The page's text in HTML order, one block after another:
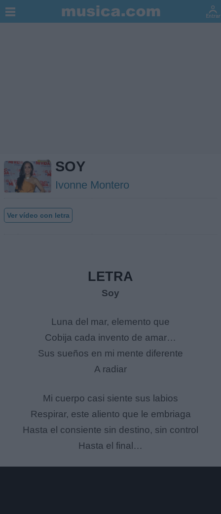
SOY
Ivonne Montero
Ver vídeo con letra
LETRA
Soy
Luna del mar, elemento que
Cobija cada invento de amar…
Sus sueños en mi mente diferente
A radiar
Mi cuerpo casi siente sus labios
Respirar, este aliento que le embriaga
Hasta el consiente sin destino, sin control
Hasta el final…